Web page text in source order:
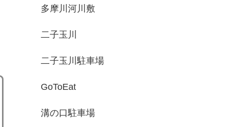
多摩川河川敷
二子玉川
二子玉川駐車場
GoToEat
溝の口駐車場